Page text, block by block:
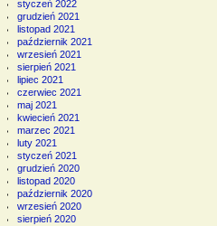
styczeń 2022
grudzień 2021
listopad 2021
październik 2021
wrzesień 2021
sierpień 2021
lipiec 2021
czerwiec 2021
maj 2021
kwiecień 2021
marzec 2021
luty 2021
styczeń 2021
grudzień 2020
listopad 2020
październik 2020
wrzesień 2020
sierpień 2020